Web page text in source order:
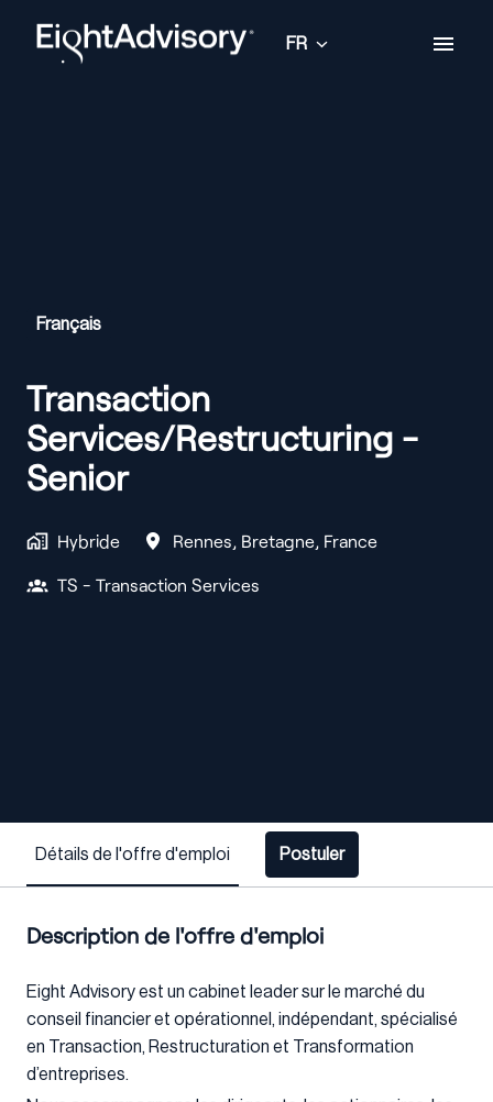
contenu
Page d'accueil
FR
Français
Transaction
Services/Restructuring -
Senior
Hybride Rennes, Bretagne, France
TS - Transaction Services
Détails de l'offre d'emploi Postuler
Description de l'offre d'emploi
Eight Advisory est un cabinet leader sur le marché du
conseil financier et opérationnel, indépendant, spécialisé
en Transaction, Restructuration et Transformation
d’entreprises.